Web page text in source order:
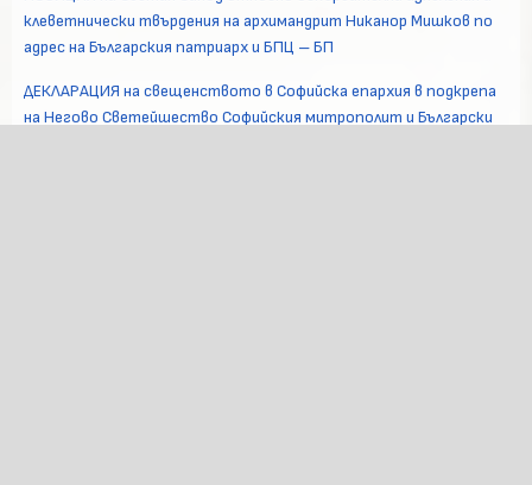
клеветнически твърдения на архимандрит Никанор Мишков по
адрес на Българския патриарх и БПЦ – БП
ДЕКЛАРАЦИЯ на свещенството в Софийска епархия в подкрепа
на Негово Светейшество Софийския митрополит и Български